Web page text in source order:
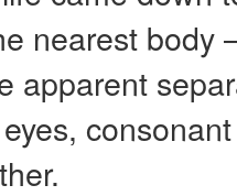
nearest
apparent